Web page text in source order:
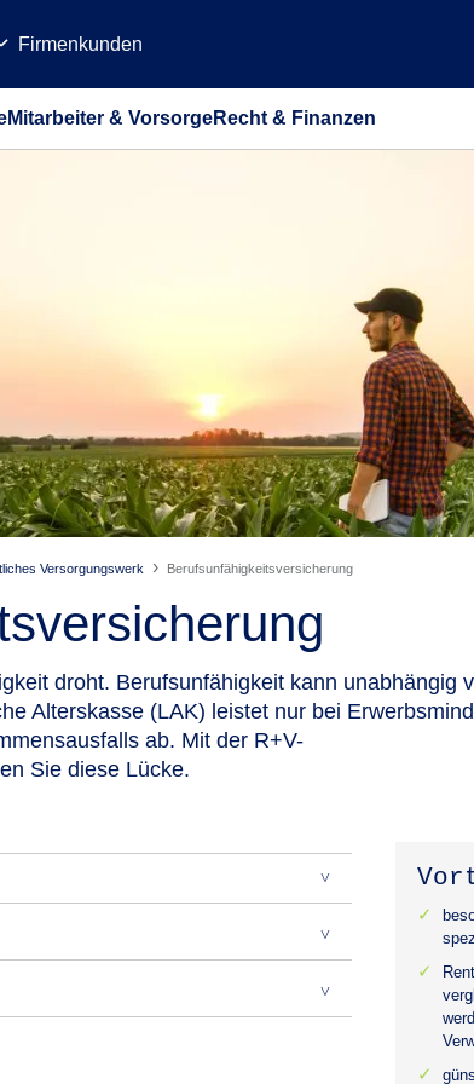
Firmenkunden
Mitarbeiter & VorsorgeRecht & Finanzen
Versorgungswerk Berufsunfähigkeitsversicherung
droht. Berufsunfähigkeit kann unabhängig
Alterskasse (LAK) leistet nur bei
ab. Mit der R+V-
Sie diese Lücke.